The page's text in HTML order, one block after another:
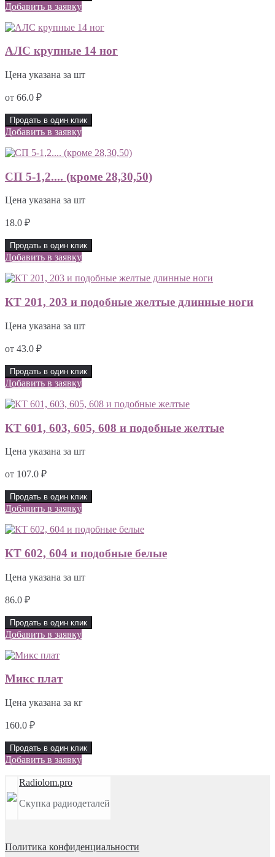
Добавить в заявку
АЛС крупные 14 ног
Цена указана за шт
от 66.0 ₽
Продать в один клик
Добавить в заявку
СП 5-1,2.... (кроме 28,30,50)
Цена указана за шт
18.0 ₽
Продать в один клик
Добавить в заявку
КТ 201, 203 и подобные желтые длинные ноги
Цена указана за шт
от 43.0 ₽
Продать в один клик
Добавить в заявку
КТ 601, 603, 605, 608 и подобные желтые
Цена указана за шт
от 107.0 ₽
Продать в один клик
Добавить в заявку
КТ 602, 604 и подобные белые
Цена указана за шт
86.0 ₽
Продать в один клик
Добавить в заявку
Микс плат
Цена указана за кг
160.0 ₽
Продать в один клик
Добавить в заявку
Radiolom.pro
Скупка радиодеталей
Политика конфиденциальности